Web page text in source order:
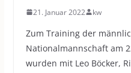
21. Januar 2022 kw
Zum Training der
Nationalmannschaft am
wurden mit Leo Böcker,